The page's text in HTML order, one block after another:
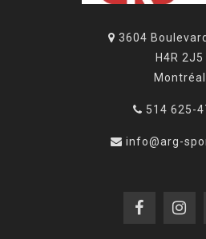
3604
H4R 2J5
Montréal
514 625-
info@arg-